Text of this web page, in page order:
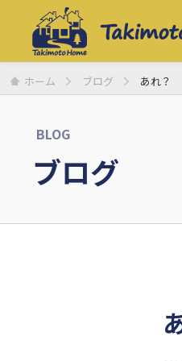
ホーム ブログ あれ？
BLOG
ブログ